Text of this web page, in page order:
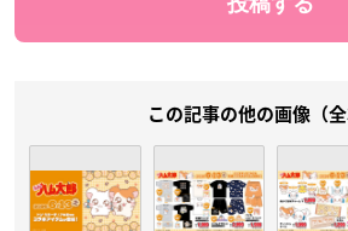
この記事の他の画像（全